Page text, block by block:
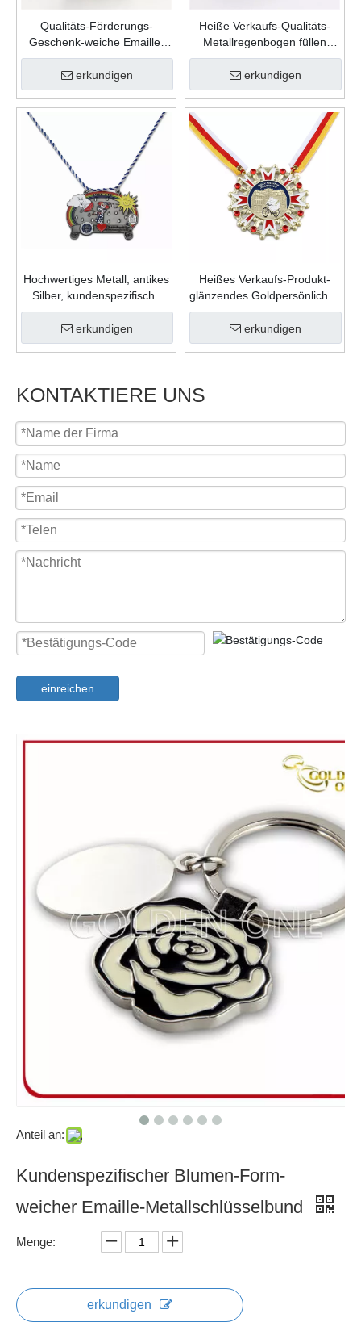
Qualitäts-Förderungs-
Geschenk-weiche Emaille-
kundenspezifische nette
Form-Zink-Legierungs-
Karnevalsnadel
erkundigen
Heiße Verkaufs-Qualitäts-
Metallregenbogen füllen
Farbe weiche Emaille-
kundenspezifische
Anstecknadel ein
erkundigen
Hochwertiges Metall, antikes
Silber, kundenspezifische
Form, Gießfüllung, Farben,
Karnevalsmedaille für
Feiergeschenk
erkundigen
Heißes Verkaufs-Produkt-
glänzendes Goldpersönliches
Geschenk-Zink-Legierungs-
weicher Emaille-
kundenspezifisches Logo-
erkundigen
KONTAKTIERE UNS
einreichen
Anteil an:
Kundenspezifischer Blumen-Form-
weicher Emaille-Metallschlüsselbund
Menge:
erkundigen